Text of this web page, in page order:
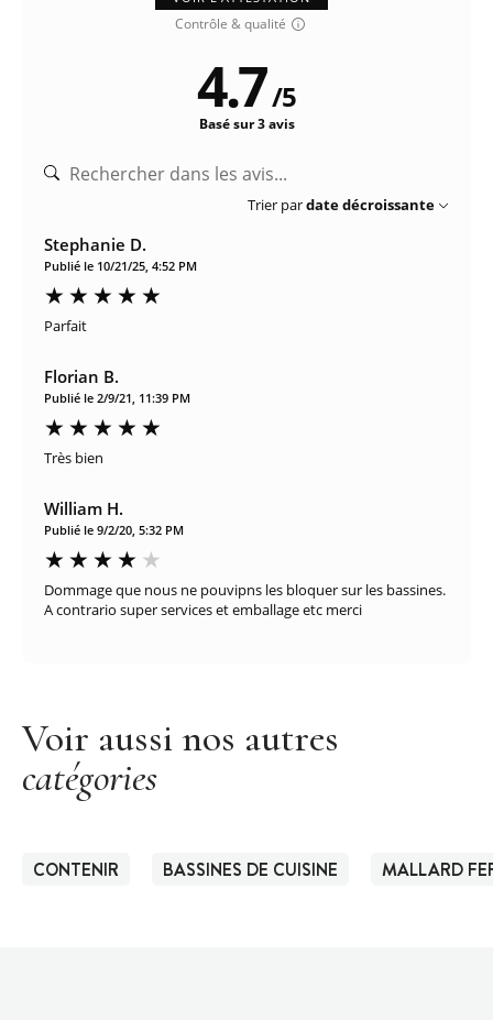
Contrôle & qualité
4.7/5
Basé sur 3 avis
Trier pardate décroissante
Stephanie D.
Publié le 10/21/25, 4:52 PM
Parfait
Florian B.
Publié le 2/9/21, 11:39 PM
Très bien
William H.
Publié le 9/2/20, 5:32 PM
Dommage que nous ne pouvipns les bloquer sur les bassines.
A contrario super services et emballage etc merci
Voir aussi nos autres
catégories
CONTENIR BASSINES DE CUISINE MALLARD